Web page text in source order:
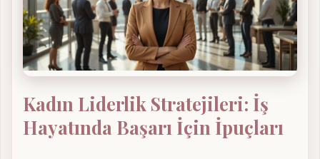
Kadın Liderlik Stratejileri: İş
Hayatında Başarı İçin İpuçları